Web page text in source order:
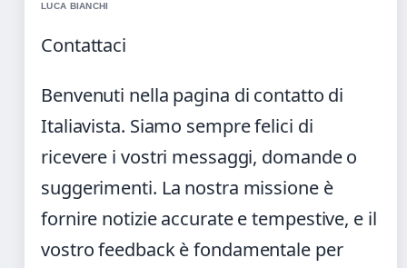
LUCA BIANCHI
Contattaci
Benvenuti nella pagina di contatto di
Italiavista. Siamo sempre felici di
ricevere i vostri messaggi, domande o
suggerimenti. La nostra missione è
fornire notizie accurate e tempestive, e il
vostro feedback è fondamentale per